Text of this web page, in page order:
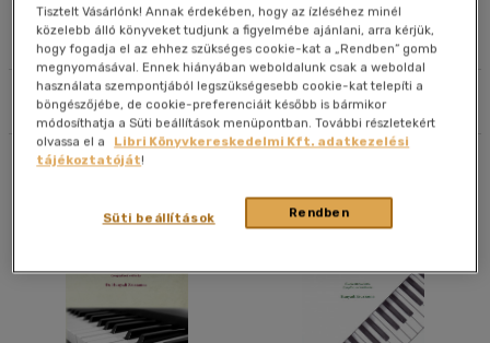
Művei
Szűrés Rendezés
Cím szerint A-Z
Szerző szerint A-Z
Megjelenítés
20 db / oldal
Alkalmaz
Tisztelt Vásárlónk! Annak érdekében, hogy az ízléséhez minél
közelebb álló könyveket tudjunk a figyelmébe ajánlani, arra kérjük,
hogy fogadja el az ehhez szükséges cookie-kat a „Rendben” gomb
megnyomásával. Ennek hiányában weboldalunk csak a weboldal
használata szempontjából legszükségesebb cookie-kat telepíti a
böngészőjébe, de cookie-preferenciáit később is bármikor
módosíthatja a Süti beállítások menüpontban. További részletekért
olvassa el a
Libri Könyvkereskedelmi Kft. adatkezelési
tájékoztatóját!
Rendben
Süti beállítások